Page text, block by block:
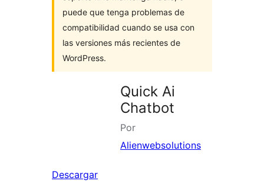
puede que tenga problemas de
compatibilidad cuando se usa con
las versiones más recientes de
WordPress.
Quick Ai
Chatbot
Por
Alienwebsolutions
Descargar